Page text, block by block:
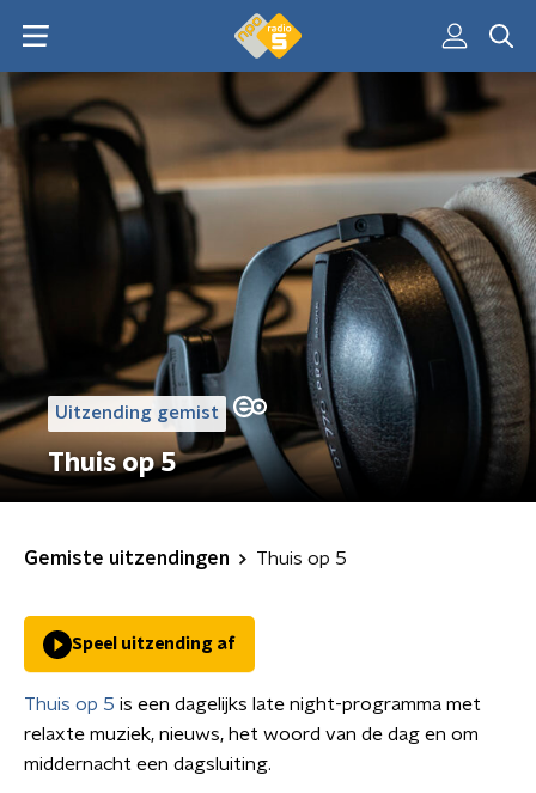
Uitzending gemist
Thuis op 5
Gemiste uitzendingen Thuis op 5
Speel uitzending af
Thuis op 5 is een dagelijks late night-programma met
relaxte muziek, nieuws, het woord van de dag en om
middernacht een dagsluiting.